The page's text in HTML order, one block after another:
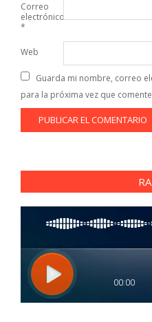
Correo
electrónico
*
Web
Guarda mi nombre, correo
para la próxima vez que